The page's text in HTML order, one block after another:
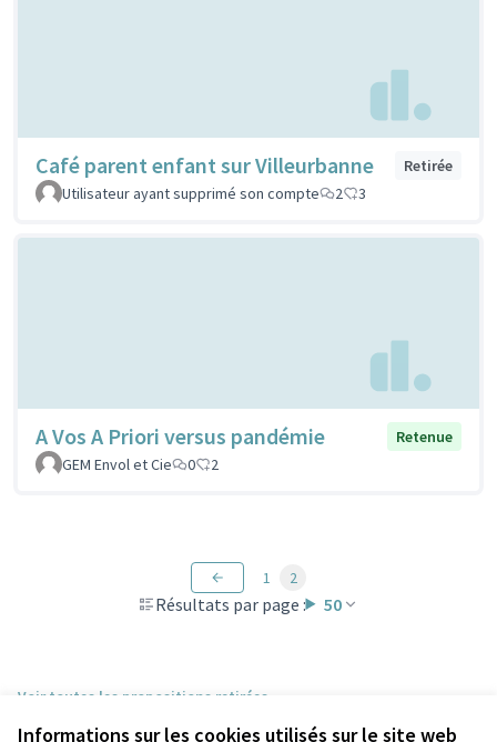
Informations sur les cookies utilisés sur le site web
Café parent enfant sur Villeurbanne
Retirée
Utilisateur ayant supprimé son compte
2 3
A Vos A Priori versus pandémie
Retenue
GEM Envol et Cie
0 2
Résultats par page : 50
1 2
Voir toutes les propositions retirées